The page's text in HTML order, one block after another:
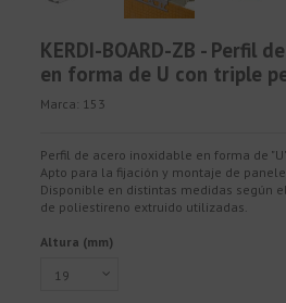
KERDI-BOARD-ZB - Perfil
en forma de U con triple
Marca: 153
Perfil de acero inoxidable en forma de
Apto para la fijación y montaje de
Disponible en distintas medidas según
de poliestireno extruido utilizadas.
Altura (mm)